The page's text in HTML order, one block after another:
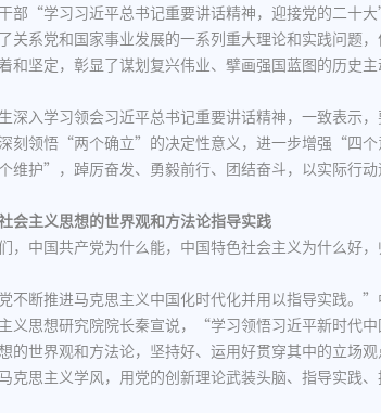
部“学习习近平总书记重要讲话精神，迎接党的二十
关系党和国家事业发展的一系列重大理论和实践问题，
和坚定，彰显了谋划复兴伟业、擘画强国蓝图的历史主
深入学习领会习近平总书记重要讲话精神，一致表示，
刻领悟“两个确立”的决定性意义，进一步增强“四个
护”，踔厉奋发、勇毅前行、团结奋斗，以实际行动
会主义思想的世界观和方法论指导实践
，中国共产党为什么能，中国特色社会主义为什么好，
不断推进马克思主义中国化时代化并用以指导实践。”
义思想研究院院长秦宣说，“学习领悟习近平新时代中
的世界观和方法论，坚持好、运用好贯穿其中的立场观
克思主义学风，用党的创新理论武装头脑、指导实践、